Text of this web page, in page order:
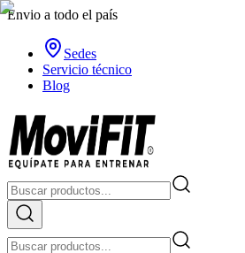
Envio a todo el país
Sedes
Servicio técnico
Blog